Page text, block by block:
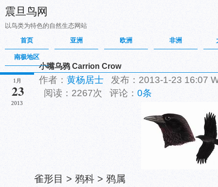
震旦鸟网
以鸟类为特色的自然生态网站
首页
亚洲 欧洲 非洲
南极地区
1月
23
2013
小嘴乌鸦 Carrion Crow
作者： 黄杨居士 发布：2013-1-23 16:07
阅读：2267次 评论： 0条
雀形目 > 鸦科 > 鸦属